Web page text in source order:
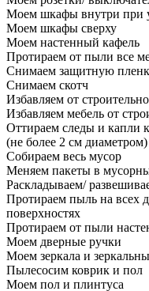
Моем шкафы внутри при
Моем шкафы сверху
Моем настенный кафель
Протираем от пыли все
Снимаем защитную
Снимаем скотч
Избавляем от
Избавляем мебель от
Оттираем следы и капли
(не более 2 см диаметром)
Собираем весь мусор
Меняем пакеты в
Раскладываем/
Протираем пыль на всех
поверхностях
Протираем от пыли
Моем дверные ручки
Моем зеркала и
Пылесосим коврик и пол
Моем пол и плинтуса